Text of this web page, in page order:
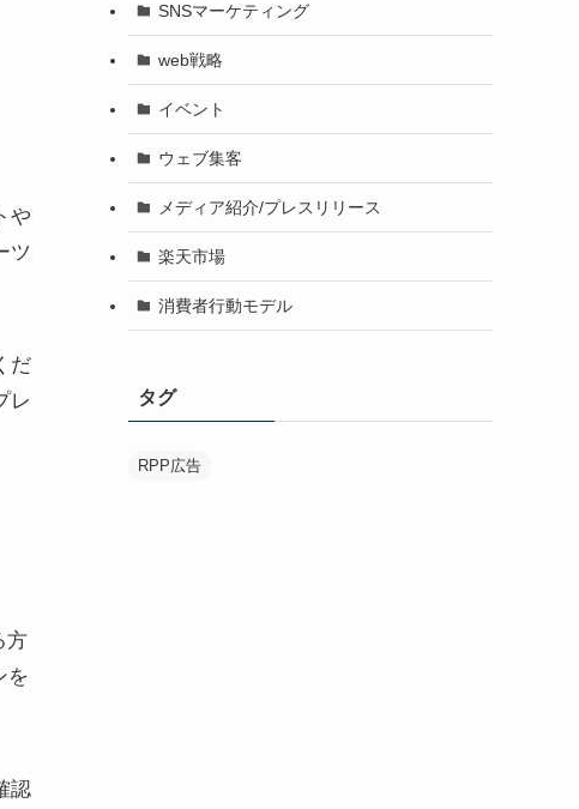
や
ツ
だ
レ
方
を
認
SNSマーケティング
web戦略
イベント
ウェブ集客
メディア紹介/プレスリリース
楽天市場
消費者行動モデル
タグ
RPP広告